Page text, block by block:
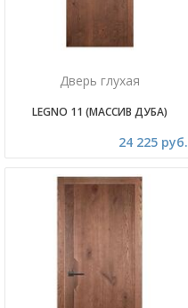
Дверь глухая
LEGNO 11 (МАССИВ ДУБА)
24 225 руб.